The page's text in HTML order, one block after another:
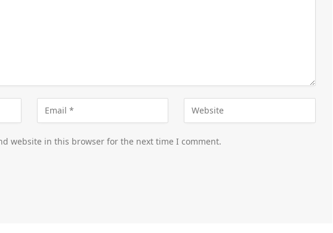
website in this browser for the next time I comment.